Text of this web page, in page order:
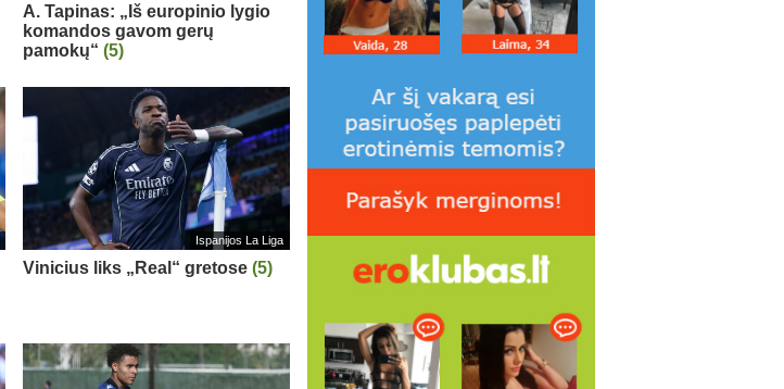
A. Tapinas: „Iš europinio lygio
komandos gavom gerų
pamokų“ (5)
Ispanijos La Liga
Vinicius liks „Real“ gretose (5)